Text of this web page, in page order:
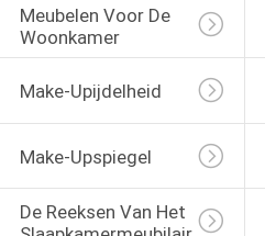
Meubelen Voor De
Woonkamer
Make-Upijdelheid
Make-Upspiegel
De Reeksen Van Het